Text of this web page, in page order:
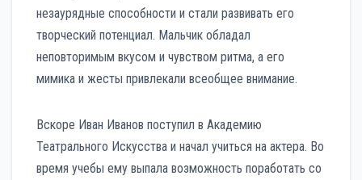
незаурядные способности и стали развивать его
творческий потенциал. Мальчик обладал
неповторимым вкусом и чувством ритма, а его
мимика и жесты привлекали всеобщее внимание.
Вскоре Иван Иванов поступил в Академию
Театрального Искусства и начал учиться на актера. Во
время учебы ему выпала возможность поработать со